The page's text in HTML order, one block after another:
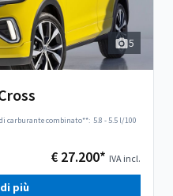
5
carburante combinato**: 5.8 - 5.5 l/100
€ 27.200* IVA incl.
più